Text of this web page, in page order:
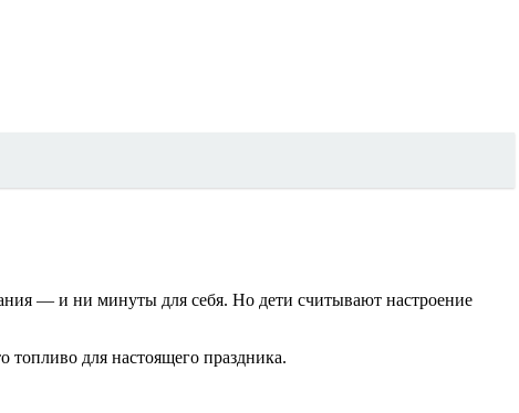
— и ни минуты для себя. Но дети считывают настроение
топливо для настоящего праздника.